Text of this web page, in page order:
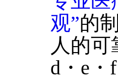
观”的
人的
d・e・